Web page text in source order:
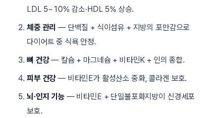
LDL 5~10% 감소·HDL 5% 상승.
체중 관리 — 단백질 + 식이섬유 + 지방의 포만감으로
다이어트 중 식욕 안정.
뼈 건강— 칼슘 + 마그네슘 + 비타민K + 인의 종합.
피부 건강 — 비타민E가 활성산소 중화, 콜라겐 보호.
뇌·인지 기능 — 비타민E + 단일불포화지방이 신경세포
보호.